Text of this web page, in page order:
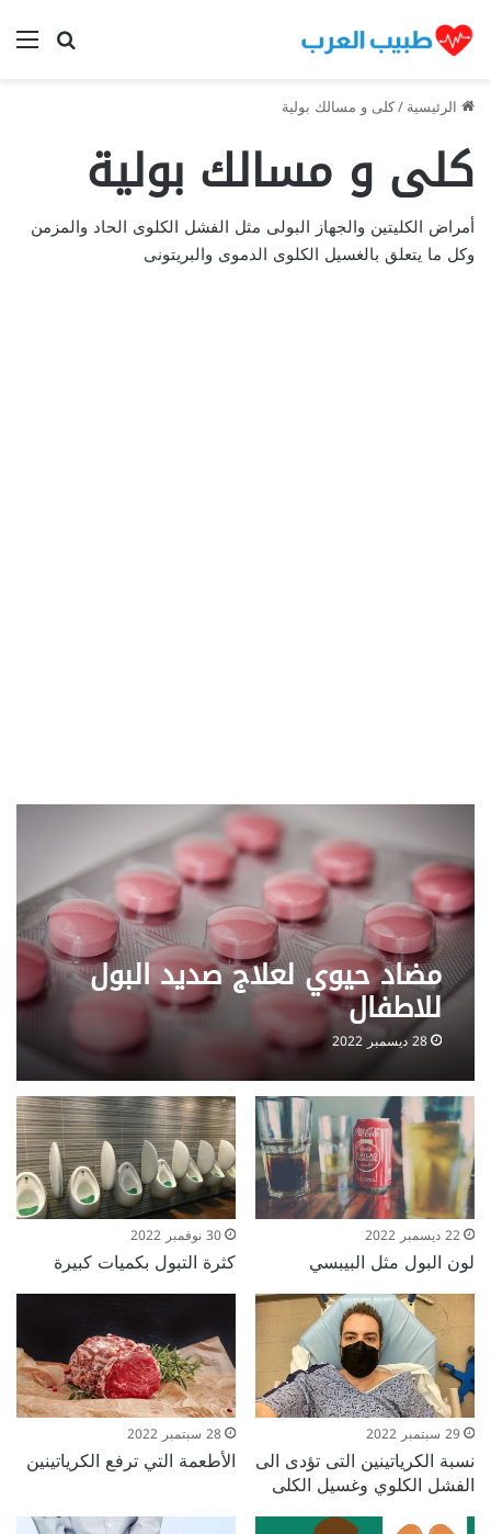
بحث
الرئيسية/كلى و مسالك بولية
كلى و مسالك بولية
أمراض الكليتين والجهاز البولى مثل الفشل الكلوى الحاد والمزمن
وكل ما يتعلق بالغسيل الكلوى الدموى والبريتونى
مضاد حيوي لعلاج صديد البول
للاطفال
28 ديسمبر 2022
22 ديسمبر 2022
لون البول مثل البيبسي
30 نوفمبر 2022
كثرة التبول بكميات كبيرة
29 سبتمبر 2022
نسبة الكرياتينين التى تؤدى الى
الفشل الكلوي وغسيل الكلى
28 سبتمبر 2022
الأطعمة التي ترفع الكرياتينين